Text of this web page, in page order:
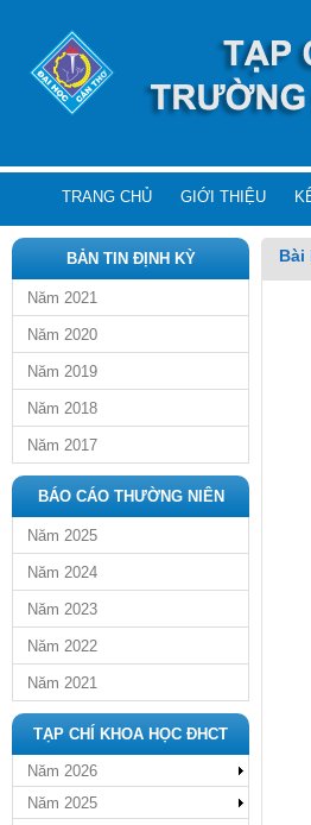
TRANG CHỦ GIỚI THIỆU
BẢN TIN ĐỊNH KỲ
Năm 2021
Năm 2020
Năm 2019
Năm 2018
Năm 2017
BÁO CÁO THƯỜNG NIÊN
Năm 2025
Năm 2024
Năm 2023
Năm 2022
Năm 2021
TẠP CHÍ KHOA HỌC ĐHCT
Năm 2026
Năm 2025
Bài